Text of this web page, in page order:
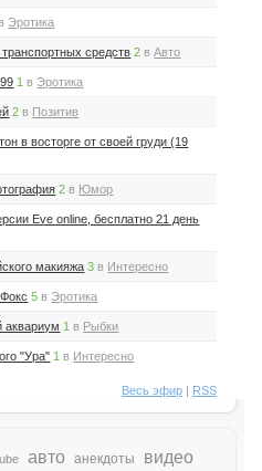
Эротика
средств 2 вАвто
1 в Эротика
2 в Позитив
в восторге от своей груди (19
2 в Юмор
Eve online, бесплатно 21 день
макияжа 3 в Интересно
5 в Эротика
аквариум 1 в Рыбки
"Ура" 1 в Интересно
Весь эфир| RSS
авто анекдоты видео